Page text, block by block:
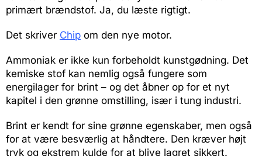
primært brændstof. Ja, du læste rigtigt.
Det skriver Chip om den nye motor.
Ammoniak er ikke kun forbeholdt kunstgødning. Det
kemiske stof kan nemlig også fungere som
energilager for brint – og det åbner op for et nyt
kapitel i den grønne omstilling, især i tung industri.
Brint er kendt for sine grønne egenskaber, men også
for at være besværlig at håndtere. Den kræver højt
tryk og ekstrem kulde for at blive lagret sikkert.